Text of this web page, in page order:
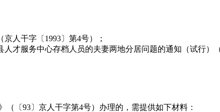
人干字〔1993〕第4号）；
才服务中心存档人员的夫妻两地分居问题的通知（试行）（
〔93〕京人干字第4号）办理的，需提供如下材料：